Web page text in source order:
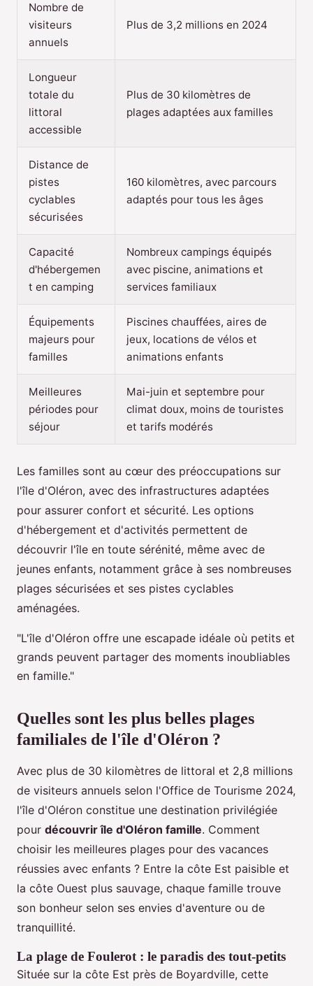
Nombre de
visiteurs
annuels
Plus de 3,2 millions en 2024
Longueur
totale du
littoral
accessible
Plus de 30 kilomètres de
plages adaptées aux familles
Distance de
pistes
cyclables
sécurisées
160 kilomètres, avec parcours
adaptés pour tous les âges
Capacité
d'hébergemen
t en camping
Nombreux campings équipés
avec piscine, animations et
services familiaux
Équipements
majeurs pour
familles
Piscines chauffées, aires de
jeux, locations de vélos et
animations enfants
Meilleures
périodes pour
séjour
Mai-juin et septembre pour
climat doux, moins de touristes
et tarifs modérés
Les familles sont au cœur des préoccupations sur
l'île d'Oléron, avec des infrastructures adaptées
pour assurer confort et sécurité. Les options
d'hébergement et d'activités permettent de
découvrir l'île en toute sérénité, même avec de
jeunes enfants, notamment grâce à ses nombreuses
plages sécurisées et ses pistes cyclables
aménagées.
"L'île d'Oléron offre une escapade idéale où petits et
grands peuvent partager des moments inoubliables
en famille."
Quelles sont les plus belles plages
familiales de l'île d'Oléron ?
Avec plus de 30 kilomètres de littoral et 2,8 millions
de visiteurs annuels selon l'Office de Tourisme 2024,
l'île d'Oléron constitue une destination privilégiée
pour découvrir île d'Oléron famille. Comment
choisir les meilleures plages pour des vacances
réussies avec enfants ? Entre la côte Est paisible et
la côte Ouest plus sauvage, chaque famille trouve
son bonheur selon ses envies d'aventure ou de
tranquillité.
La plage de Foulerot : le paradis des tout-petits
Située sur la côte Est près de Boyardville, cette